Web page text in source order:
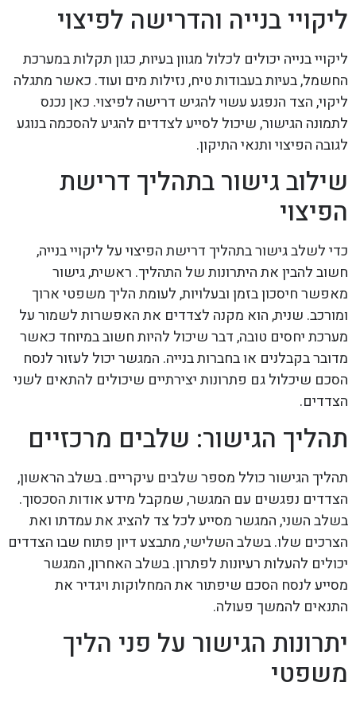
ליקויי בנייה והדרישה לפיצוי
ליקויי בנייה יכולים לכלול מגוון בעיות, כגון תקלות במערכת
החשמל, בעיות בעבודות טיח, נזילות מים ועוד. כאשר מתגלה
ליקוי, הצד הנפגע עשוי להגיש דרישה לפיצוי. כאן נכנס
לתמונה הגישור, שיכול לסייע לצדדים להגיע להסכמה בנוגע
לגובה הפיצוי ותנאי התיקון.
שילוב גישור בתהליך דרישת
הפיצוי
כדי לשלב גישור בתהליך דרישת הפיצוי על ליקויי בנייה,
חשוב להבין את היתרונות של התהליך. ראשית, גישור
מאפשר חיסכון בזמן ובעלויות, לעומת הליך משפטי ארוך
ומורכב. שנית, הוא מקנה לצדדים את האפשרות לשמור על
מערכת יחסים טובה, דבר שיכול להיות חשוב במיוחד כאשר
מדובר בקבלנים או בחברות בנייה. המגשר יכול לעזור לנסח
הסכם שיכלול גם פתרונות יצירתיים שיכולים להתאים לשני
הצדדים.
תהליך הגישור: שלבים מרכזיים
תהליך הגישור כולל מספר שלבים עיקריים. בשלב הראשון,
הצדדים נפגשים עם המגשר, שמקבל מידע אודות הסכסוך.
בשלב השני, המגשר מסייע לכל צד להציג את עמדתו ואת
הצרכים שלו. בשלב השלישי, מתבצע דיון פתוח שבו הצדדים
יכולים להעלות רעיונות לפתרון. בשלב האחרון, המגשר
מסייע לנסח הסכם שיפתור את המחלוקות ויגדיר את
התנאים להמשך פעולה.
יתרונות הגישור על פני הליך
משפטי